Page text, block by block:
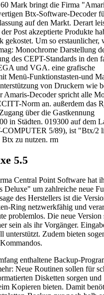
Mark bringt die Firma
Btx-Software-Decoder
auf den Markt. Derart
Post akzeptierte Produkte
gekostet. Um so erstaunlicher,
Monochrome Darstellung
des CEPT-Standards in den
und VGA. eine grafische
Menü-Funktionstasten-und
von Druckern wie
Amaris-Decoder spricht alle
Norm an. außerdem das
über die Gastkennung
in Städten. 019300 auf dem
COMPUTER 5/89), ist "Btx/2
Btx zu nutzen. rm
5.5
Central Point Software hat
Deluxe" um zahlreiche neue
des Herstellers ist die
Ring netzwerkfähig und
problemlos. Die neue
sein als ihr Vorgänger.
unterstützt. Zudem bieten
enthaltene Backup-
Neue Routinen sollen für
Disketten sorgen und
Kopieren bieten. Damit